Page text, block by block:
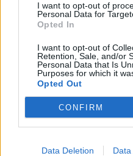
I want to opt-out of
Personal Data for
Opted In
I want to opt-out of
Retention, Sale, and/or
Personal Data that Is
Purposes for which it
Opted Out
CONFIRM
Data Deletion Data